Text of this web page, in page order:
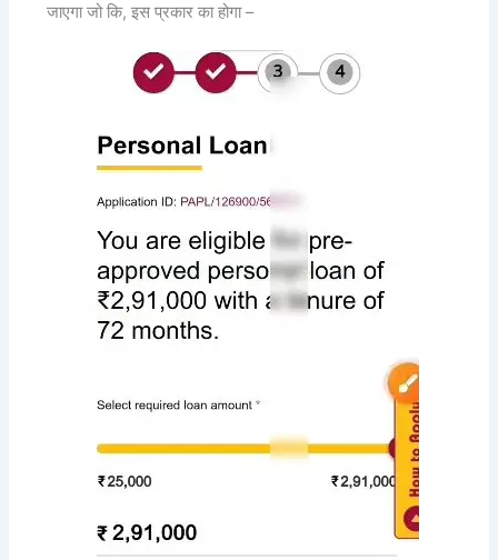
जाएगा जो कि, इस प्रकार का होगा –